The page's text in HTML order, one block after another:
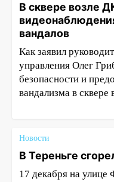
В сквере возле
вандалов
Как заявил
управления Олег
безопасности и
вандализма в сквере
Новости
В Тереньге
17 декабря на улице